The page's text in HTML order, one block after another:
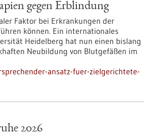
gegen Erblindung
Faktor bei Erkrankungen der
können. Ein internationales
Heidelberg hat nun einen bislang
Neubildung von Blutgefäßen im
ansatz-fuer-zielgerichtete-
2026